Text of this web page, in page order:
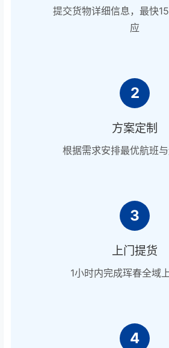
提交货物详细信息，最快
应
2
方案定制
根据需求安排最优航班
3
上门提货
1小时内完成珲春全域
4